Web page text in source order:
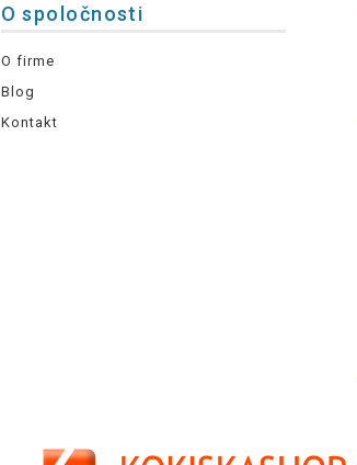
O spoločnosti
O firme
Blog
Kontakt